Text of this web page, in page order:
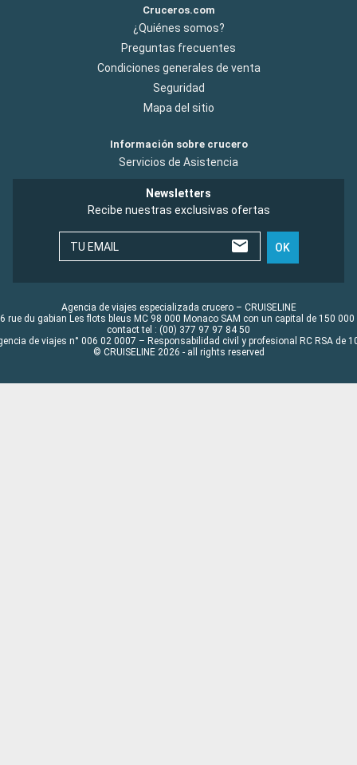
Cruceros.com
¿Quiénes somos?
Preguntas frecuentes
Condiciones generales de venta
Seguridad
Mapa del sitio
Información sobre crucero
Servicios de Asistencia
Newsletters
Recibe nuestras exclusivas ofertas
TU EMAIL OK
Agencia de viajes especializada crucero – CRUISELINE
rue du gabian Les flots bleus MC 98 000 Monaco SAM con un capital de 150 000
contact tel : (00) 377 97 97 84 50
de viajes n° 006 02 0007 – Responsabilidad civil y profesional RC RSA de
© CRUISELINE 2026 - all rights reserved